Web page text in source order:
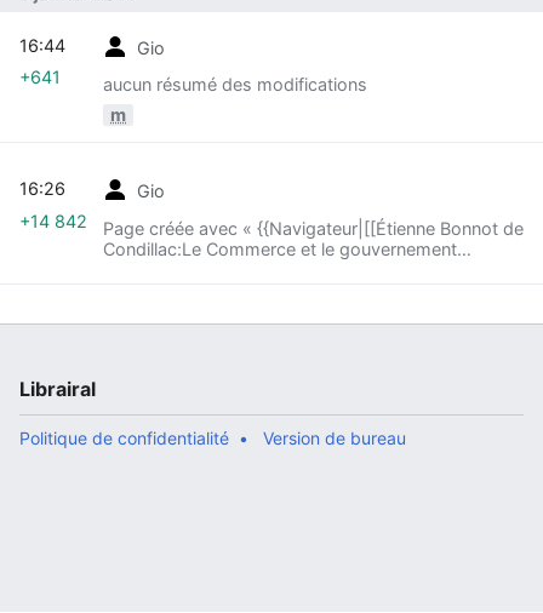
Gio
aucun résumé des modifications
m
16:44
+641
Gio
Page créée avec « {{Navigateur|[[Étienne Bonnot de
Condillac:Le Commerce et le gouvernement
16:26
+14 842
Librairal
Politique de confidentialité Version de bureau